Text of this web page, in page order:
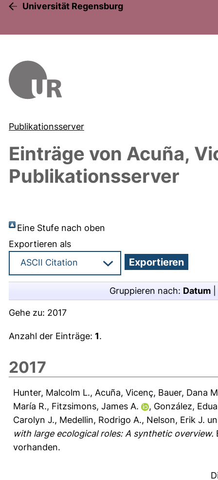
Universität Regensburg
Publikationsserver
Einträge von Acuña,
Publikationsserver
Eine Stufe nach oben
Exportieren als
Gruppieren nach: Datum
Gehe zu: 2017
Anzahl der Einträge: 1.
2017
Hunter, Malcolm L., Acuña, Vicenç, Bauer, Dana
María R., Fitzsimons, James A. , González,
Carolyn J., Medellin, Rodrigo A., Nelson, Erik J.
with large ecological roles: A synthetic overview.
vorhanden.